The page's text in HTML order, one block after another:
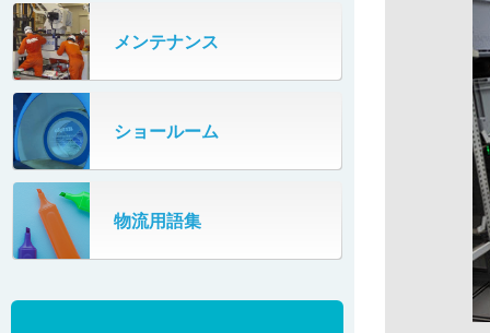
PZC150・PZC110
DHC350
667
SR802
ECD500A・ECD800・ECD1500
ECD2700
フローラック自動補充装置
牛乳パック自動投入装置
ターンコンベヤ
マルチレーンダイバータ®
カーゴタイザ
メンテナンス
ショールーム
物流用語集